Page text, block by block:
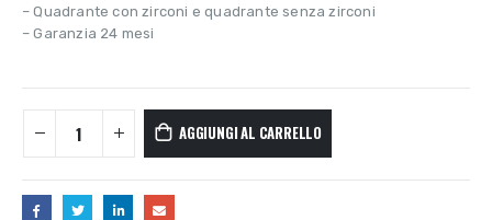
– Quadrante con zirconi e quadrante senza zirconi
– Garanzia 24 mesi
AGGIUNGI AL CARRELLO